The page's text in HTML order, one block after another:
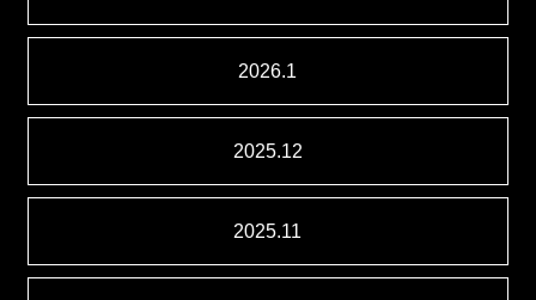
2026.1
2025.12
2025.11